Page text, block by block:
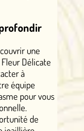
une
Délicate
à
équipe
pour vous
de